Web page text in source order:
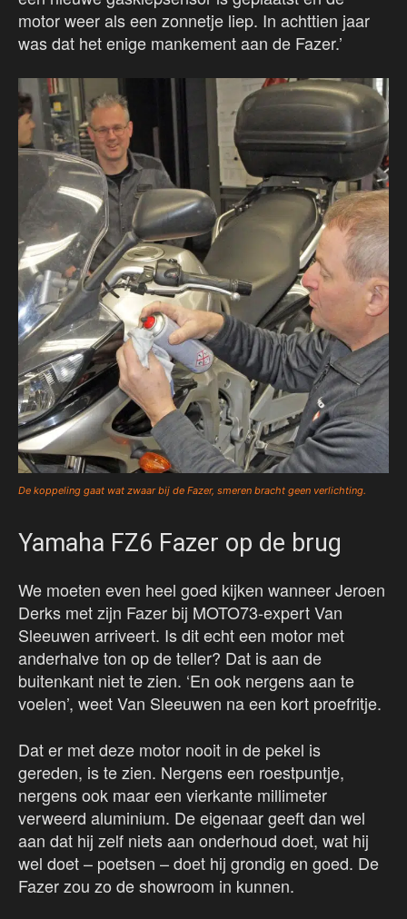
motor weer als een zonnetje liep. In achttien jaar
was dat het enige mankement aan de Fazer.’
De koppeling gaat wat zwaar bij de Fazer, smeren bracht geen verlichting.
Yamaha FZ6 Fazer op de brug
We moeten even heel goed kijken wanneer Jeroen
Derks met zijn Fazer bij MOTO73-expert Van
Sleeuwen arriveert. Is dit echt een motor met
anderhalve ton op de teller? Dat is aan de
buitenkant niet te zien. ‘En ook nergens aan te
voelen’, weet Van Sleeuwen na een kort proefritje.
Dat er met deze motor nooit in de pekel is
gereden, is te zien. Nergens een roestpuntje,
nergens ook maar een vierkante millimeter
verweerd aluminium. De eigenaar geeft dan wel
aan dat hij zelf niets aan onderhoud doet, wat hij
wel doet – poetsen – doet hij grondig en goed. De
Fazer zou zo de showroom in kunnen.